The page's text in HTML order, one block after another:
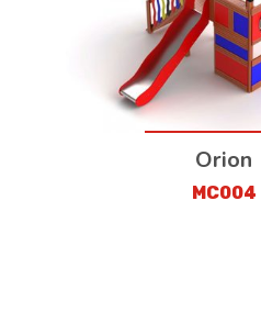
Orion
MC004